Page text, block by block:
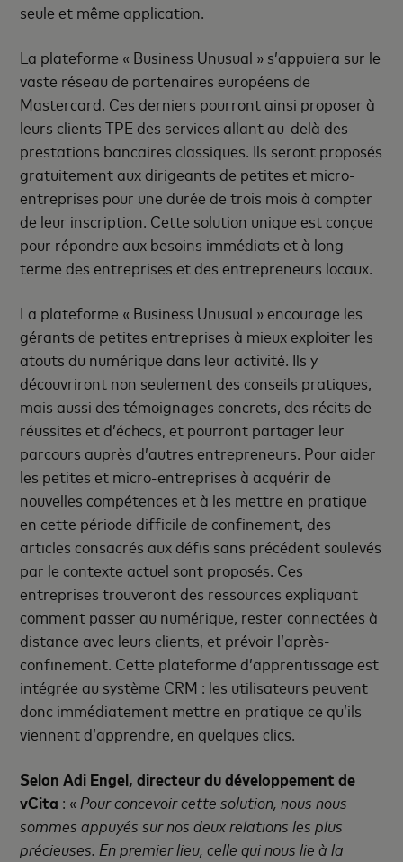
seule et même application.
La plateforme « Business Unusual » s’appuiera sur le
vaste réseau de partenaires européens de
Mastercard. Ces derniers pourront ainsi proposer à
leurs clients TPE des services allant au-delà des
prestations bancaires classiques. Ils seront proposés
gratuitement aux dirigeants de petites et micro-
entreprises pour une durée de trois mois à compter
de leur inscription. Cette solution unique est conçue
pour répondre aux besoins immédiats et à long
terme des entreprises et des entrepreneurs locaux.
La plateforme « Business Unusual » encourage les
gérants de petites entreprises à mieux exploiter les
atouts du numérique dans leur activité. Ils y
découvriront non seulement des conseils pratiques,
mais aussi des témoignages concrets, des récits de
réussites et d’échecs, et pourront partager leur
parcours auprès d’autres entrepreneurs. Pour aider
les petites et micro-entreprises à acquérir de
nouvelles compétences et à les mettre en pratique
en cette période difficile de confinement, des
articles consacrés aux défis sans précédent soulevés
par le contexte actuel sont proposés. Ces
entreprises trouveront des ressources expliquant
comment passer au numérique, rester connectées à
distance avec leurs clients, et prévoir l’après-
confinement. Cette plateforme d’apprentissage est
intégrée au système CRM : les utilisateurs peuvent
donc immédiatement mettre en pratique ce qu’ils
viennent d’apprendre, en quelques clics.
Selon Adi Engel, directeur du développement de
vCita : « Pour concevoir cette solution, nous nous
sommes appuyés sur nos deux relations les plus
précieuses. En premier lieu, celle qui nous lie à la